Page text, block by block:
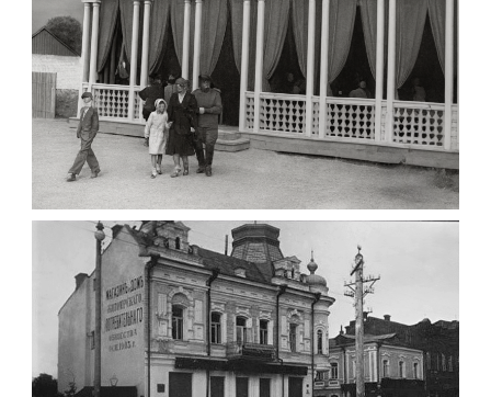
ПАВІЛЬЙОН МОРОЗИВА ЖИТОМИР 1947
Фото Житомир (1945-
1960)
Leave a comment